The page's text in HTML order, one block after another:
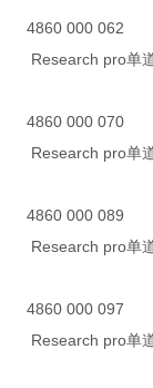
4860 000 062
Research pro单
4860 000 070
Research pro单
4860 000 089
Research pro单
4860 000 097
Research pro单